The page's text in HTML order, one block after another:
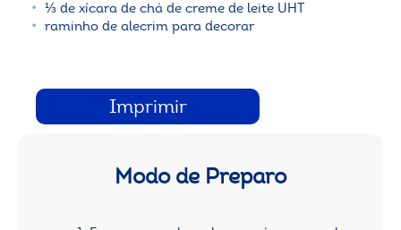
⅓ de xícara de chá de creme de leite UHT
raminho de alecrim para decorar
Imprimir
Modo de Preparo